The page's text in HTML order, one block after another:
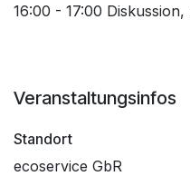
16:00 - 17:00
Veranstaltungsinfos
Standort
ecoservice GbR